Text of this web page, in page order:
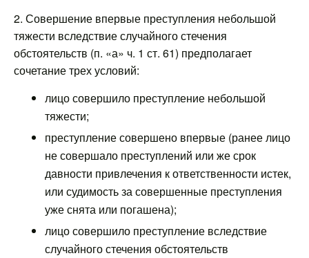
2. Совершение впервые преступления небольшой
тяжести вследствие случайного стечения
обстоятельств (п. «а» ч. 1 ст. 61) предполагает
сочетание трех условий:
лицо совершило преступление небольшой
тяжести;
преступление совершено впервые (ранее лицо
не совершало преступлений или же срок
давности привлечения к ответственности истек,
или судимость за совершенные преступления
уже снята или погашена);
лицо совершило преступление вследствие
случайного стечения обстоятельств